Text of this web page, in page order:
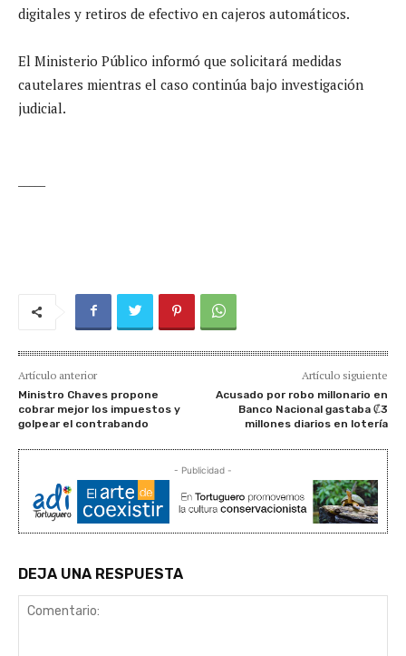
digitales y retiros de efectivo en cajeros automáticos.
El Ministerio Público informó que solicitará medidas
cautelares mientras el caso continúa bajo investigación
judicial.
Artículo anterior
Ministro Chaves propone
cobrar mejor los impuestos y
golpear el contrabando
Artículo siguiente
Acusado por robo millonario en
Banco Nacional gastaba ₡3
millones diarios en lotería
- Publicidad -
DEJA UNA RESPUESTA